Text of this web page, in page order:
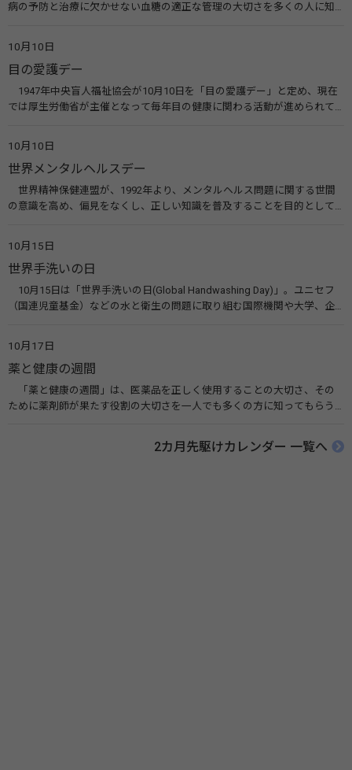
病の予防と治療に欠かせない血糖の適正な管理の大切さを多くの人に知
療研究会） 糖尿病ネットワーク
10月10日
目の愛護デー
1947年中央盲人福祉協会が10月10日を「目の愛護デー」と定め、現在
では厚生労働省が主催となって毎年目の健康に関わる活動が進められて
会）
10月10日
世界メンタルヘルスデー
世界精神保健連盟が、1992年より、メンタルヘルス問題に関する世間
の意識を高め、偏見をなくし、正しい知識を普及することを目的として、
す。 関連リンク 世界メンタルヘルスデー（厚生労働省） 働く人のメンタ
ルヘルス・ポータルサイト「こころの耳」（厚生労働省）
10月15日
世界手洗いの日
10月15日は「世界手洗いの日(Global Handwashing Day)」。ユニセフ
（国連児童基金）などの水と衛生の問題に取り組む国際機関や大学、企
10月17日
薬と健康の週間
「薬と健康の週間」は、医薬品を正しく使用することの大切さ、その
ために薬剤師が果たす役割の大切さを一人でも多くの方に知ってもらう
伝えたい！薬との付き合い方」（保健指導リソースガイド）
2カ月先駆けカレンダー 一覧へ